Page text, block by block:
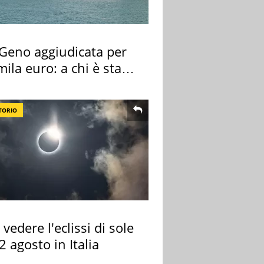
aggiudicata per
euro: a chi è stata
vedere l'eclissi di sole
agosto in Italia